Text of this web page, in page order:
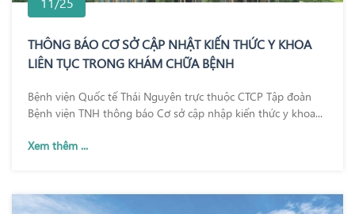
THÔNG BÁO CƠ SỞ CẬP NHẬT KIẾN THỨC Y KHOA
LIÊN TỤC TRONG KHÁM CHỮA BỆNH
Bệnh viện Quốc tế Thái Nguyên trực thuộc CTCP Tập đoàn
Bệnh viện TNH thông báo Cơ sở cập nhập kiến thức y khoa...
Xem thêm ...